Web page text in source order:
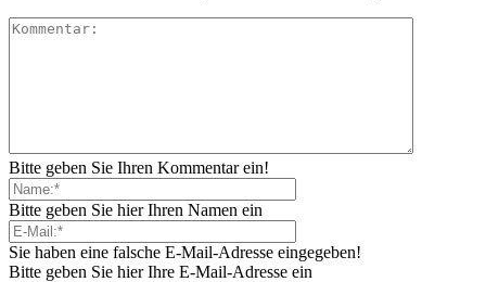
Bitte geben Sie Ihren Kommentar ein!
Bitte geben Sie hier Ihren Namen ein
Sie haben eine falsche E-Mail-Adresse eingegeben!
Bitte geben Sie hier Ihre E-Mail-Adresse ein